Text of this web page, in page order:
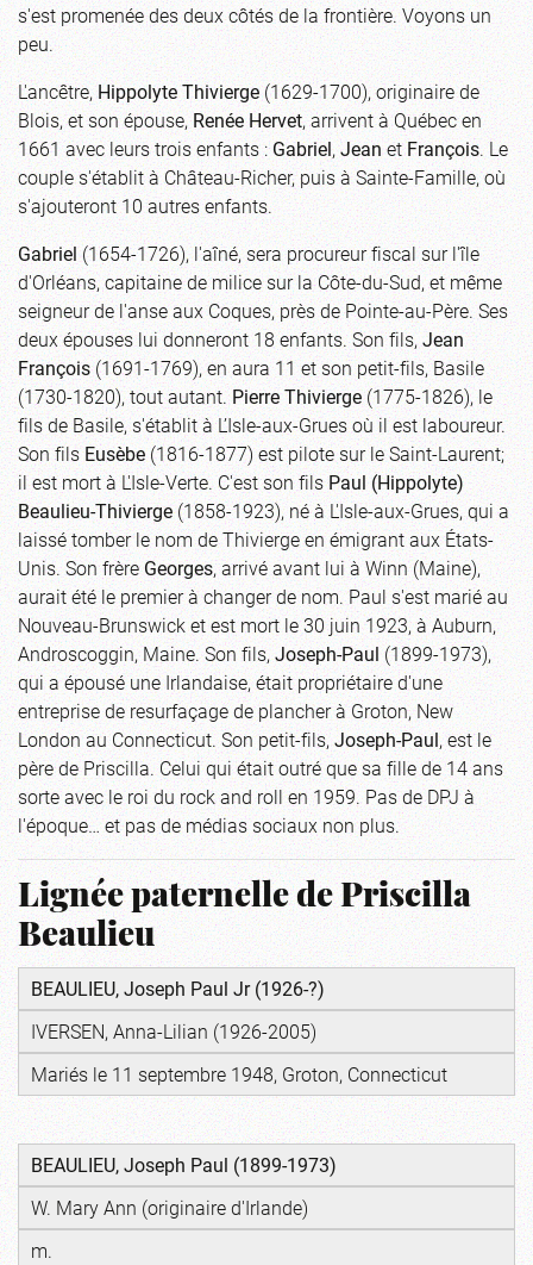
s'est promenée des deux côtés de la frontière. Voyons un
peu.
L'ancêtre,Hippolyte Thivierge(1629-1700), originaire de
Blois, et son épouse,Renée Hervet, arrivent à Québec en
1661 avec leurs trois enfants :Gabriel,JeanetFrançois. Le
couple s'établit à Château-Richer, puis à Sainte-Famille, où
s'ajouteront 10 autres enfants.
Gabriel(1654-1726), l'aîné, sera procureur fiscal sur l'île
d'Orléans, capitaine de milice sur la Côte-du-Sud, et même
seigneur de l'anse aux Coques, près de Pointe-au-Père. Ses
deux épouses lui donneront 18 enfants. Son fils,Jean
François(1691-1769), en aura 11 et son petit-fils, Basile
(1730-1820), tout autant.Pierre Thivierge(1775-1826), le
fils de Basile, s'établit à L’Isle-aux-Grues où il est laboureur.
Son filsEusèbe(1816-1877) est pilote sur le Saint-Laurent;
il est mort à L'Isle-Verte. C'est son filsPaul (Hippolyte)
Beaulieu-Thivierge(1858-1923), né à L'Isle-aux-Grues, qui a
laissé tomber le nom de Thivierge en émigrant aux États-
Unis. Son frèreGeorges, arrivé avant lui à Winn (Maine),
aurait été le premier à changer de nom. Paul s'est marié au
Nouveau-Brunswick et est mort le 30 juin 1923, à Auburn,
Androscoggin, Maine. Son fils,Joseph-Paul(1899-1973),
qui a épousé une Irlandaise, était propriétaire d'une
entreprise de resurfaçage de plancher à Groton, New
London au Connecticut. Son petit-fils,Joseph-Paul, est le
père de Priscilla. Celui qui était outré que sa fille de 14 ans
sorte avec le roi du rock and roll en 1959. Pas de DPJ à
l'époque… et pas de médias sociaux non plus.
Lignée paternelle de Priscilla
Beaulieu
BEAULIEU, Joseph Paul Jr (1926-?)
IVERSEN, Anna-Lilian (1926-2005)
Mariés le 11 septembre 1948, Groton, Connecticut
BEAULIEU, Joseph Paul (1899-1973)
W. Mary Ann (originaire d'Irlande)
m.